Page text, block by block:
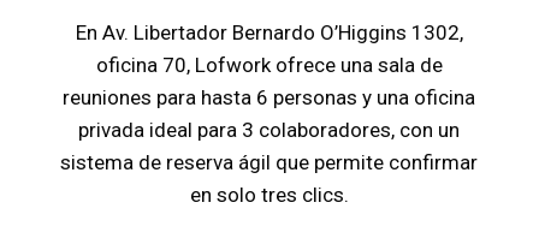
En Av. Libertador Bernardo O’Higgins 1302,
oficina 70, Lofwork ofrece una sala de
reuniones para hasta 6 personas y una oficina
privada ideal para 3 colaboradores, con un
sistema de reserva ágil que permite confirmar
en solo tres clics.